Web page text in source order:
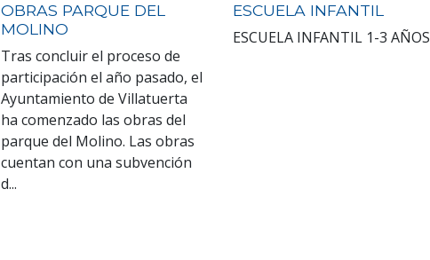
OBRAS PARQUE DEL
MOLINO
Tras concluir el proceso de
participación el año pasado, el
Ayuntamiento de Villatuerta
ha comenzado las obras del
parque del Molino. Las obras
cuentan con una subvención
d...
ESCUELA INFANTIL
ESCUELA INFANTIL 1-3 AÑOS